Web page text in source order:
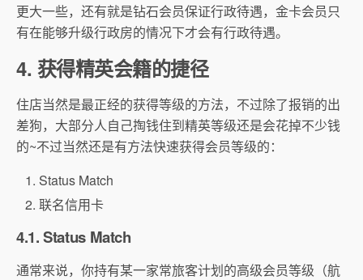
更大一些，还有就是钻石会员保证行政待遇，金卡会员只
有在能够升级行政房的情况下才会有行政待遇。
4. 获得精英会籍的捷径
住店当然是最正经的获得等级的方法，不过除了报销的出
差狗，大部分人自己掏钱住到精英等级还是会花掉不少钱
的~不过当然还是有方法快速获得会员等级的：
Status Match
联名信用卡
4.1. Status Match
通常来说，你持有某一家常旅客计划的高级会员等级（航